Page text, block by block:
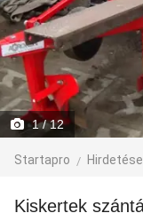
1/ 12
Startapro
Kiskertek